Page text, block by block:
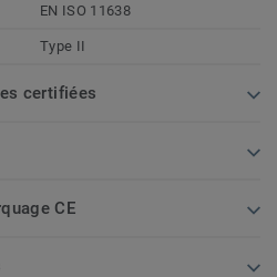
EN ISO 11638
Type II
certifiées
CE